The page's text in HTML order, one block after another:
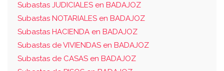
Subastas JUDICIALES en BADAJOZ
Subastas NOTARIALES en BADAJOZ
Subastas HACIENDA en BADAJOZ
Subastas de VIVIENDAS en BADAJOZ
Subastas de CASAS en BADAJOZ